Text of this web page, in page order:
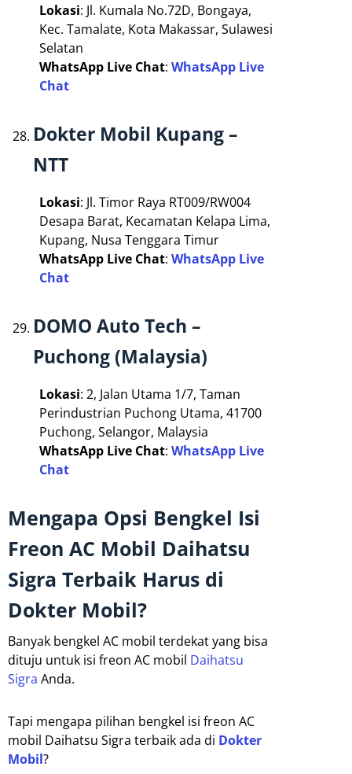
Lokasi: Jl. Kumala No.72D, Bongaya,
Kec. Tamalate, Kota Makassar, Sulawesi
Selatan
WhatsApp Live Chat: WhatsApp Live
Chat
Dokter Mobil Kupang –
NTT
Lokasi: Jl. Timor Raya RT009/RW004
Desapa Barat, Kecamatan Kelapa Lima,
Kupang, Nusa Tenggara Timur
WhatsApp Live Chat: WhatsApp Live
Chat
DOMO Auto Tech –
Puchong (Malaysia)
Lokasi: 2, Jalan Utama 1/7, Taman
Perindustrian Puchong Utama, 41700
Puchong, Selangor, Malaysia
WhatsApp Live Chat: WhatsApp Live
Chat
Mengapa Opsi Bengkel Isi
Freon AC Mobil Daihatsu
Sigra Terbaik Harus di
Dokter Mobil?
Banyak bengkel AC mobil terdekat yang bisa
dituju untuk isi freon AC mobil Daihatsu
Sigra Anda.
Tapi mengapa pilihan bengkel isi freon AC
mobil Daihatsu Sigra terbaik ada di Dokter
Mobil?